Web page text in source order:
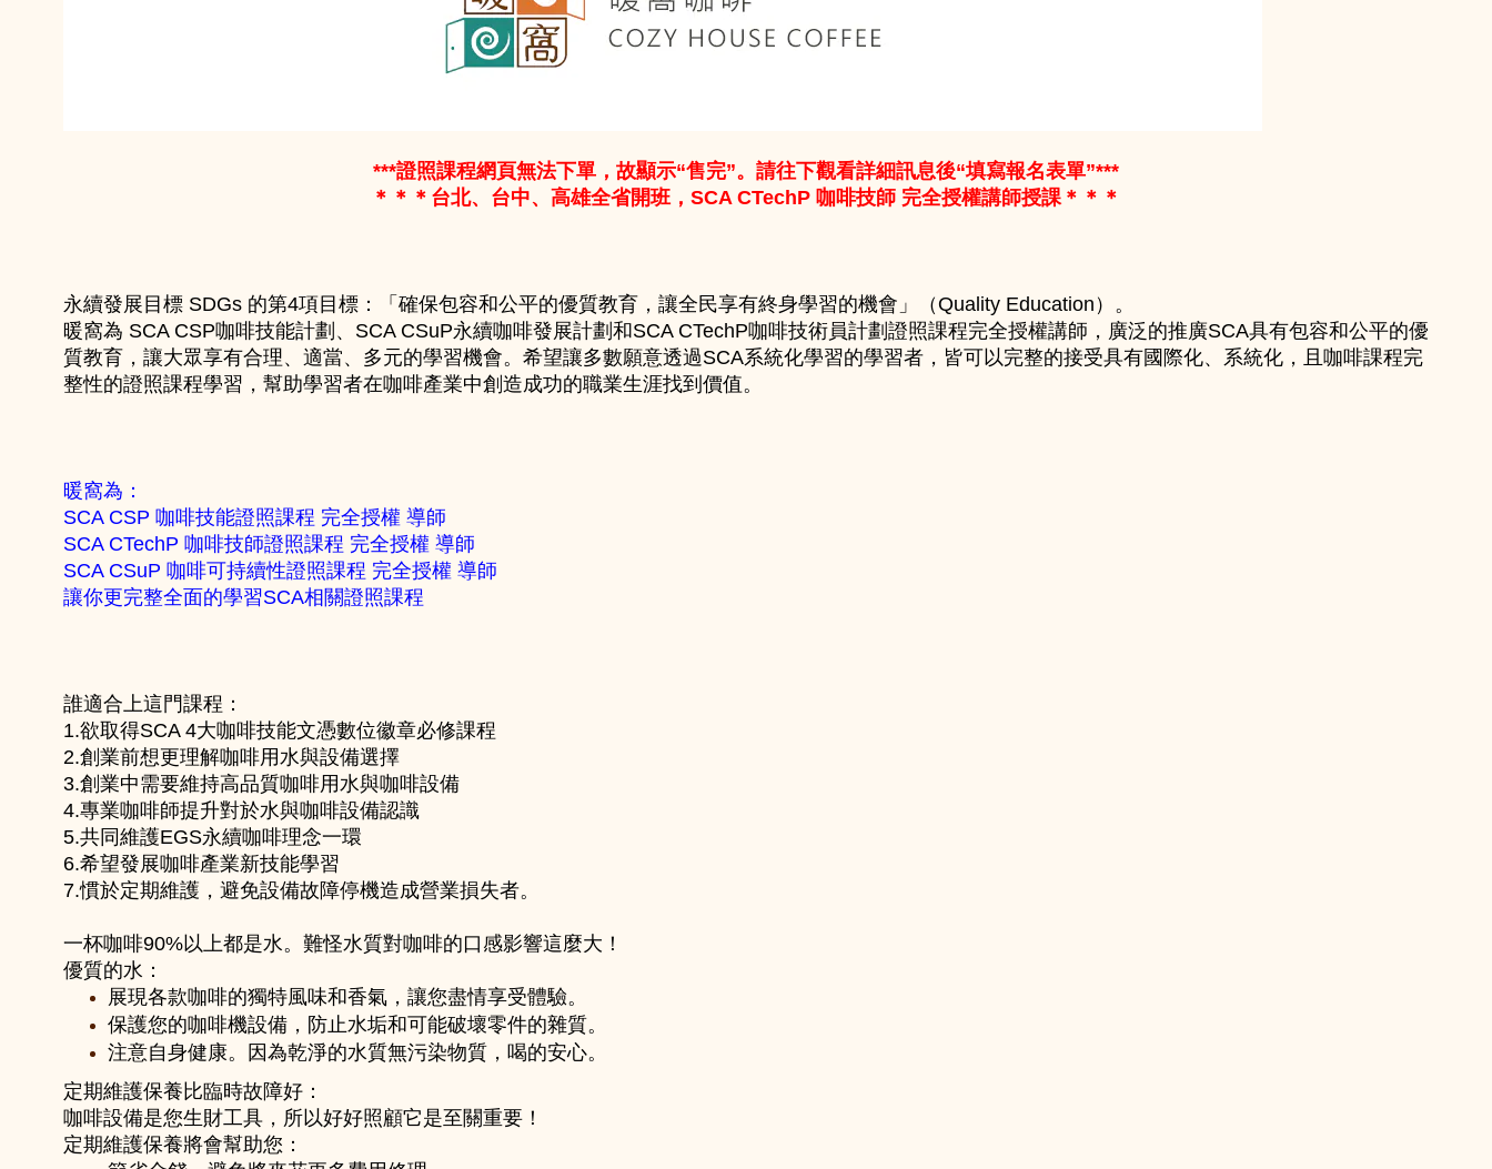
***證照課程網頁無法下單，故顯示“售完”。請往下觀看詳細訊息後“填寫報名表單”***
＊＊＊台北、台中、高雄全省開班，SCA CTechP 咖啡技師 完全授權講師授課＊＊＊
永續發展目標 SDGs 的第4項目標：「確保包容和公平的優質教育，讓全民享有終身學習的機會」（Quality Education）。
暖窩為 SCA CSP咖啡技能計劃、SCA CSuP永續咖啡發展計劃和SCA CTechP咖啡技術員計劃證照課程完全授權講師，廣泛的推廣SCA具有包容和公平的優
質教育，讓大眾享有合理、適當、多元的學習機會。希望讓多數願意透過SCA系統化學習的學習者，皆可以完整的接受具有國際化、系統化，且咖啡課程完
整性的證照課程學習，幫助學習者在咖啡產業中創造成功的職業生涯找到價值。
暖窩為：
SCA CSP 咖啡技能證照課程 完全授權 導師
SCA CTechP 咖啡技師證照課程 完全授權 導師
SCA CSuP 咖啡可持續性證照課程 完全授權 導師
讓你更完整全面的學習SCA相關證照課程
誰適合上這門課程：
1.欲取得SCA 4大咖啡技能文憑數位徽章必修課程
2.創業前想更理解咖啡用水與設備選擇
3.創業中需要維持高品質咖啡用水與咖啡設備
4.專業咖啡師提升對於水與咖啡設備認識
5.共同維護EGS永續咖啡理念一環
6.希望發展咖啡產業新技能學習
7.慣於定期維護，避免設備故障停機造成營業損失者。
一杯咖啡90%以上都是水。難怪水質對咖啡的口感影響這麼大！
優質的水：
展現各款咖啡的獨特風味和香氣，讓您盡情享受體驗。
保護您的咖啡機設備，防止水垢和可能破壞零件的雜質。
注意自身健康。因為乾淨的水質無污染物質，喝的安心。
定期維護保養比臨時故障好：
咖啡設備是您生財工具，所以好好照顧它是至關重要！
定期維護保養將會幫助您：